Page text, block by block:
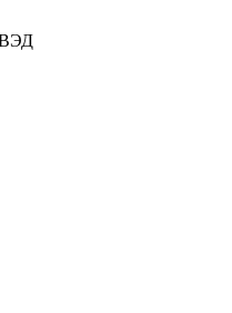
ВЭД